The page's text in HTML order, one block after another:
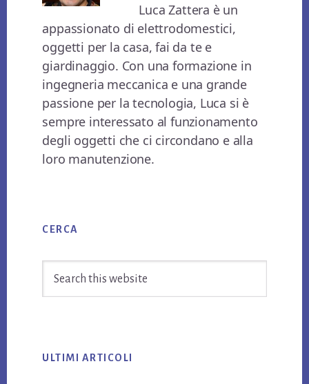
Luca Zattera è un
appassionato di elettrodomestici,
oggetti per la casa, fai da te e
giardinaggio. Con una formazione in
ingegneria meccanica e una grande
passione per la tecnologia, Luca si è
sempre interessato al funzionamento
degli oggetti che ci circondano e alla
loro manutenzione.
Sidebar
CERCA
ULTIMI ARTICOLI